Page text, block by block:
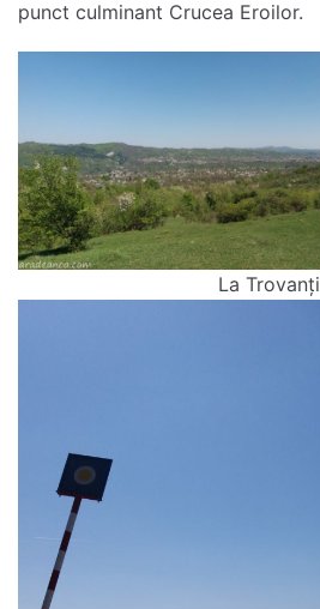
punct culminant Crucea Eroilor.
La Trovanți